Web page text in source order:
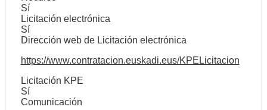
Sí
Licitación electrónica
Sí
Dirección web de Licitación electrónica
https://www.contratacion.euskadi.eus/KPELicitacion
Licitación KPE
Sí
Comunicación